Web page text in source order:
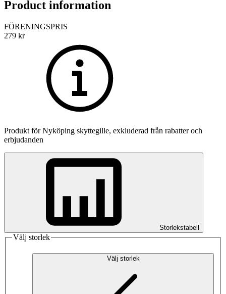
Product information
FÖRENINGSPRIS
279 kr
Produkt förNyköping skyttegille, exkluderad från rabatter och
erbjudanden
Storlekstabell
Välj storlek
Välj storlek